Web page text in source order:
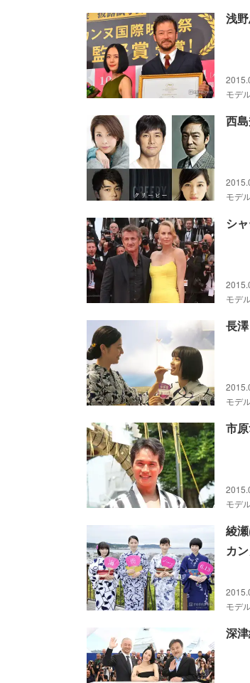
浅
モデ
西
モデ
シ
モデ
長
モデ
市
モデ
綾
カ
モデ
深